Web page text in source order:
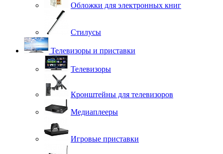
Обложки для электронных книг
Стилусы
Телевизоры и приставки
Телевизоры
Кронштейны для телевизоров
Медиаплееры
Игровые приставки